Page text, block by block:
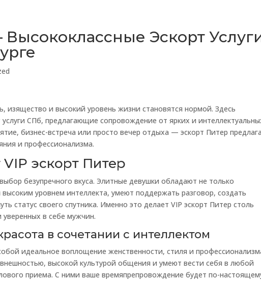
Эскорт
изящество и высокий уровень жизни становятся нормой. Здесь
услуги СПб, предлагающие сопровождение от ярких и
бизнес-встреча или просто вечер отдыха — эскорт Питер
и профессионализма.
эскорт Питер
безупречного вкуса. Элитные девушки обладают не только
уровнем интеллекта, умеют поддержать разговор, создать
статус своего спутника. Именно это делает VIP эскорт Питер столь
в себе мужчин.
в сочетании с интеллектом
идеальное воплощение женственности, стиля и
высокой культурой общения и умеют вести себя в любой
приема. С ними ваше времяпрепровождение будет по-